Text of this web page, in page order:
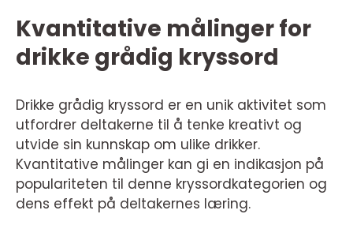
Kvantitative målinger for
drikke grådig kryssord
Drikke grådig kryssord er en unik aktivitet som
utfordrer deltakerne til å tenke kreativt og
utvide sin kunnskap om ulike drikker.
Kvantitative målinger kan gi en indikasjon på
populariteten til denne kryssordkategorien og
dens effekt på deltakernes læring.